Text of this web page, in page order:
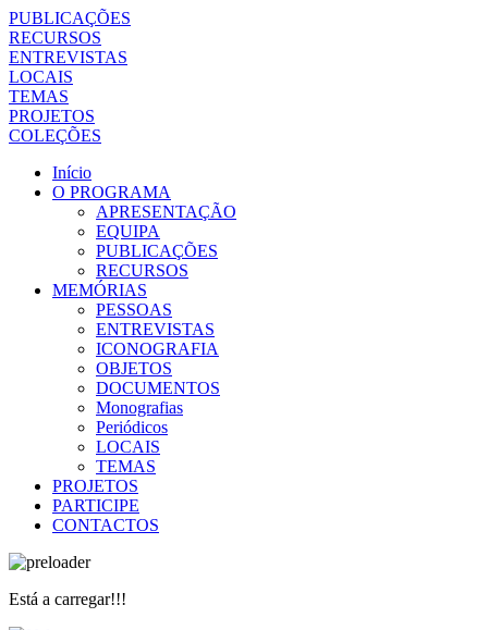
PUBLICAÇÕES
RECURSOS
ENTREVISTAS
LOCAIS
TEMAS
PROJETOS
COLEÇÕES
Início
O PROGRAMA
APRESENTAÇÃO
EQUIPA
PUBLICAÇÕES
RECURSOS
MEMÓRIAS
PESSOAS
ENTREVISTAS
ICONOGRAFIA
OBJETOS
DOCUMENTOS
Monografias
Periódicos
LOCAIS
TEMAS
PROJETOS
PARTICIPE
CONTACTOS
Está a carregar!!!